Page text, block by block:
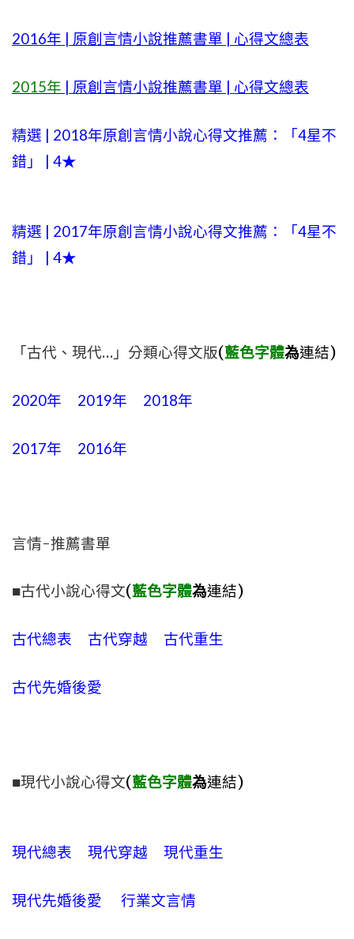
2016年 | 原創言情小說推薦書單 | 心得文總表
2015年 | 原創言情小說推薦書單 | 心得文總表
精選 | 2018年原創言情小說心得文推薦：「4星不
錯」 | 4★
精選 | 2017年原創言情小說心得文推薦：「4星不
錯」 | 4★
「古代、現代…」分類心得文版(藍色字體為連結)
2020年 2019年 2018年
2017年 2016年
言情-推薦書單
■古代小說心得文(藍色字體為連結)
古代總表 古代穿越 古代重生
古代先婚後愛
■現代小說心得文(藍色字體為連結)
現代總表 現代穿越 現代重生
現代先婚後愛 行業文言情